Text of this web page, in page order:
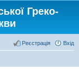
Греко-
Вхід
Реєстрація